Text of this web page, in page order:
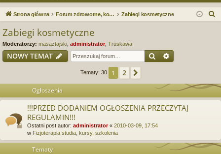
ce a og ej
ę
Strona główna Forum zdrowotne, kosmetyczne. Spa & Wellness. Forum serwisu Spa.e-Masaz.pl Zabiegi kosmetyczne
Zabiegi kosmetyczne
Moderatorzy: masaztajski administrator Truskawa
NOWY TEMAT SzukajWyszukiwanie
Tematy: 30 1 2
Ogłoszenia
!!!PRZED DODANIEM OGŁOSZENIA PRZECZYTAJ
REGULAMIN!!!
Ostatni post autor: administrator« 2010-03-09, 17:54
w Fizjoterapia studia, kursy, szkolenia
Tematy